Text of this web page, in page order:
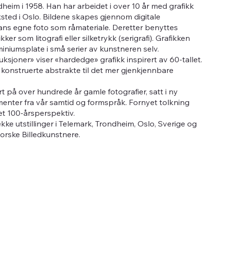
i 1958. Han har arbeidet i over 10 år med grafikk
i Oslo. Bildene skapes gjennom digitale
egne foto som råmateriale. Deretter benyttes
som litografi eller silketrykk (serigrafi). Grafikken
i små serier av kunstneren selv.
viser «hardedge» grafikk inspirert av 60-tallet.
abstrakte til det mer gjenkjennbare
på over hundrede år gamle fotografier, satt i ny
fra vår samtid og formspråk. Fornyet tolkning
100-årsperspektiv.
utstillinger i Telemark, Trondheim, Oslo, Sverige og
Billedkunstnere.